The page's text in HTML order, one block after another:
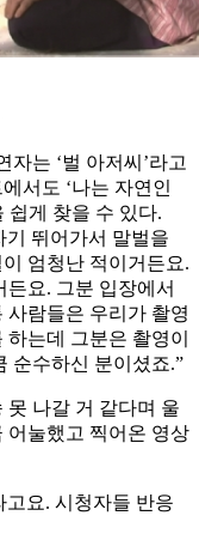
는 ‘벌 아저씨’라고
서도 ‘나는 자연인
쉽게 찾을 수 있다.
기 뛰어가서 말벌을
엄청난 적이거든요.
요. 그분 입장에서
사람들은 우리가 촬영
는데 그분은 촬영이
순수하신 분이셨죠.”
못 나갈 거 같다며 울
어눌했고 찍어온 영상
요. 시청자들 반응